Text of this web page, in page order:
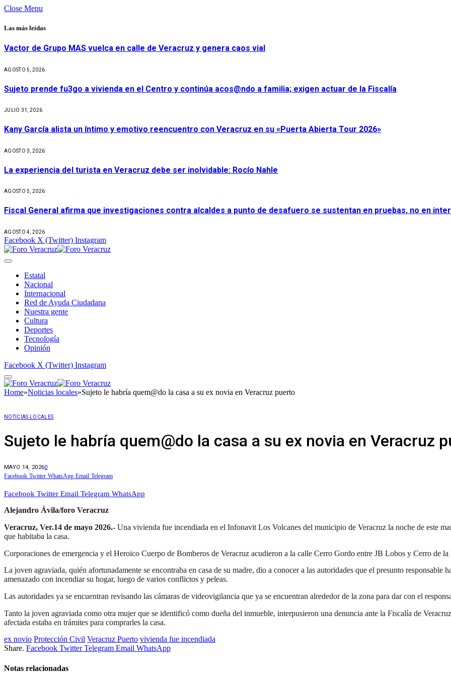
Close Menu
Las más leídas
Vactor de Grupo MAS vuelca en calle de Veracruz y genera caos vial
AGOSTO 5, 2026
Sujeto prende fu3go a vivienda en el Centro y continúa acos@ndo a familia; exigen actuar de la Fiscalía
JULIO 31, 2026
Kany García alista un íntimo y emotivo reencuentro con Veracruz en su «Puerta Abierta Tour 2026»
AGOSTO 3, 2026
La experiencia del turista en Veracruz debe ser inolvidable: Rocío Nahle
AGOSTO 5, 2026
Fiscal General afirma que investigaciones contra alcaldes a punto de desafuero se sustentan en pruebas, no en
AGOSTO 4, 2026
Facebook X (Twitter) Instagram
Estatal
Nacional
Internacional
Red de Ayuda Ciudadana
Nuestra gente
Cultura
Deportes
Tecnología
Opinión
Facebook X (Twitter) Instagram
Home»Noticias locales»Sujeto le habría quem@do la casa a su ex novia en Veracruz puerto
NOTICIAS LOCALES
Sujeto le habría quem@do la casa a su ex novia en Veracruz
MAYO 14, 20260
Facebook Twitter WhatsApp Email Telegram
Facebook Twitter Email Telegram WhatsApp
Alejandro Ávila/foro Veracruz
Veracruz, Ver.14 de mayo 2026.- Una vivienda fue incendiada en el Infonavit Los Volcanes del municipio de Veracruz la noche de este
que habitaba la casa.
Corporaciones de emergencia y el Heroico Cuerpo de Bomberos de Veracruz acudieron a la calle Cerro Gordo entre JB Lobos y Cerro de
La joven agraviada, quién afortunadamente se encontraba en casa de su madre, dio a conocer a las autoridades que el presunto responsable
amenazado con incendiar su hogar, luego de varios conflictos y peleas.
Las autoridades ya se encuentran revisando las cámaras de videovigilancia que ya se encuentran alrededor de la zona para dar con el
Tanto la joven agraviada como otra mujer que se identificó como dueña del inmueble, interpusieron una denuncia ante la Fiscalía de
afectada estaba en trámites para comprarles la casa.
ex novio Protección Civil Veracruz Puerto vivienda fue incendiada
Share. Facebook Twitter Telegram Email WhatsApp
Notas relacionadas